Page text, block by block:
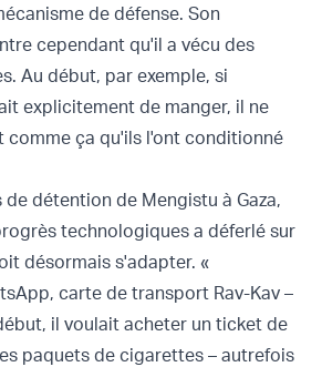
de défense. Son
cependant qu'il a vécu des
Au début, par exemple, si
explicitement de manger, il ne
comme ça qu'ils l'ont conditionné
de détention de Mengistu à Gaza,
technologiques a déferlé sur
désormais s'adapter. «
carte de transport Rav-Kav –
il voulait acheter un ticket de
paquets de cigarettes – autrefois